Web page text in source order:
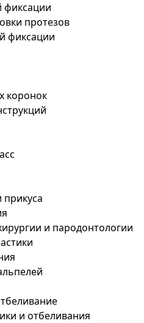
фиксации
протезов
фиксации
коронок
и пародонтологии
и отбеливания